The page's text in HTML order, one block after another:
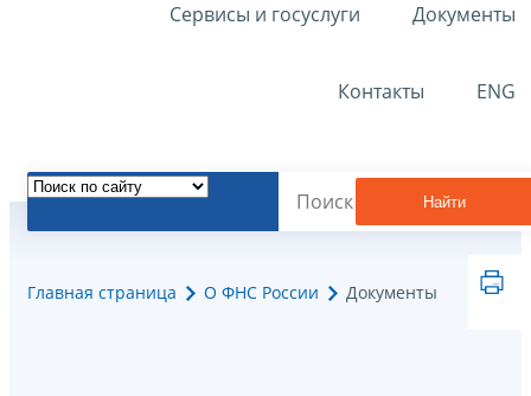
Сервисы и госуслуги Документы
Контакты ENG
Найти
Главная страница О ФНС России Документы